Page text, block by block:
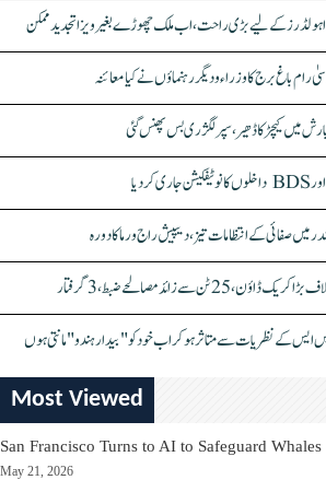
رام باغ برج کا وزراء و دیگر رہنماؤں نے کیا معائنہ
میں کیچڑ کا ڈھیر، سپر لگژری بس پھنس گئی
میں صفائی کے انتظامات تیز، دیپیش راج ورما کا دورہ
سے زائد مصالحے ضبط، 3 گرفتار
ایس کے نظریات سے متاثر ہو کر اب خود کو "بیدار ہندو" مانتی ہوں
Most Viewed
San Francisco Turns to AI to Safeguard
May 21, 2026